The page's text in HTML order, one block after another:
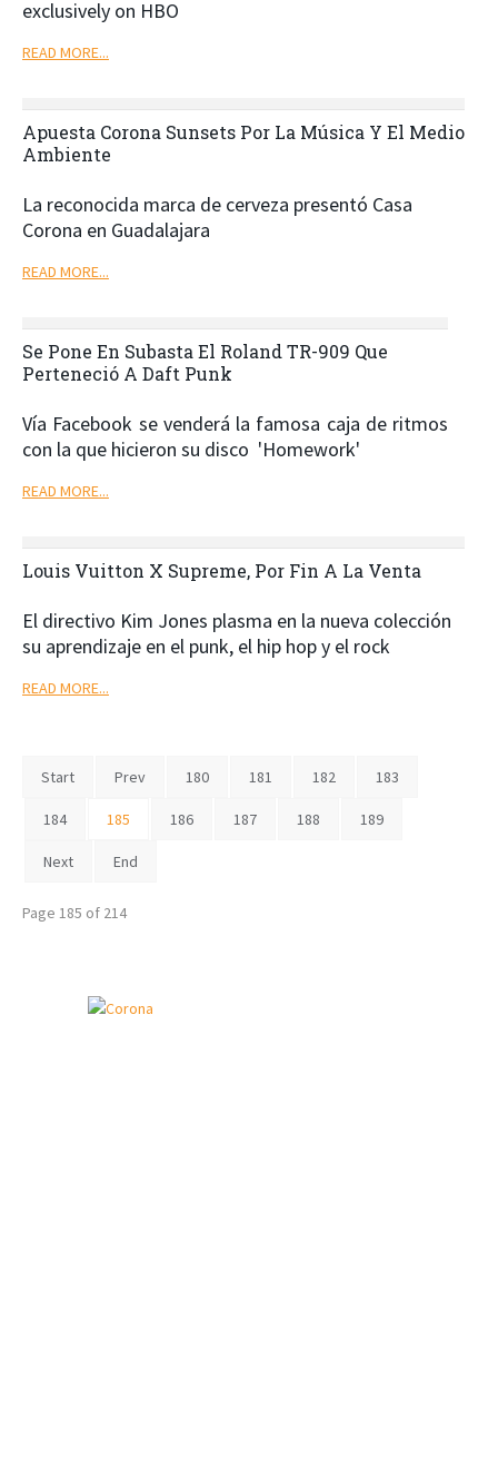
exclusively on HBO
READ MORE...
Apuesta Corona Sunsets Por La Música Y El Medio
Ambiente
La reconocida marca de cerveza presentó Casa
Corona en Guadalajara
READ MORE...
Se Pone En Subasta El Roland TR-909 Que
Perteneció A Daft Punk
Vía Facebook se venderá la famosa caja de ritmos
con la que hicieron su disco 'Homework'
READ MORE...
Louis Vuitton X Supreme, Por Fin A La Venta
El directivo Kim Jones plasma en la nueva colección
su aprendizaje en el punk, el hip hop y el rock
READ MORE...
Start Prev 180 181 182 183
184 185 186 187 188 189
Next End
Page 185 of 214